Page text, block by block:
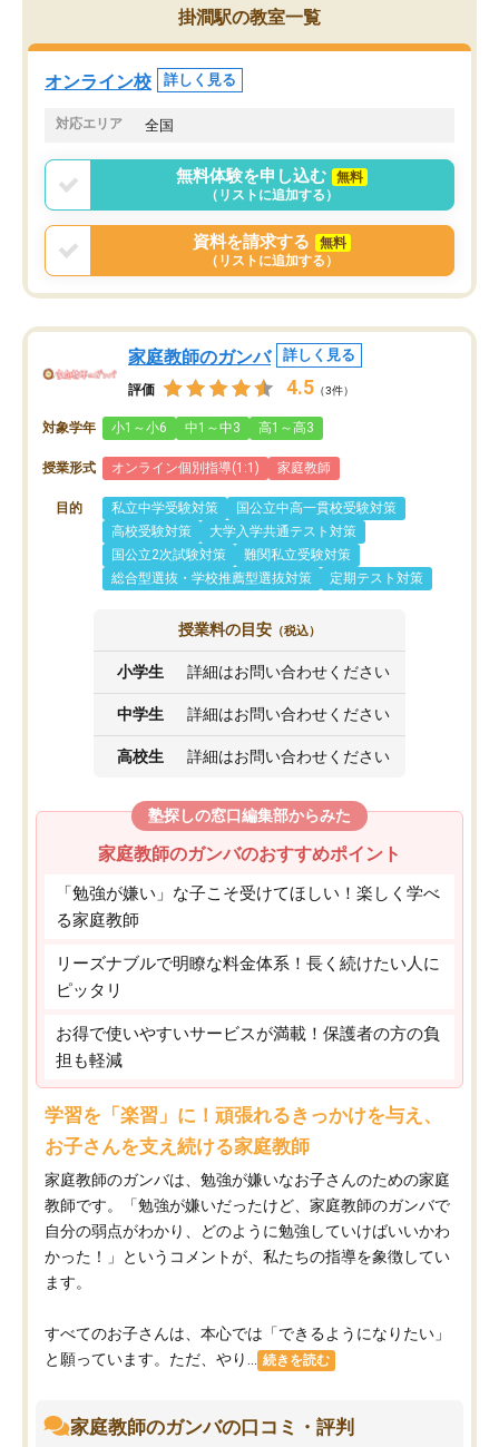
を推敲することが可能だ。
どの人も優しく、親身に接してくださ
るのでやる気も出て、良かったで
す！！
を社会人として働いてい
標を見つける事が出来ま
掛澗駅の教室一覧
オンライン校 詳しく見る
対応エリア 全国
無料体験を申し込む
無料
（リストに追加する）
資料を請求する
無料
（リストに追加する）
家庭教師のガンバ 詳しく見る
評価 4.5 （3件）
対象学年 小1～小6 中1～中3 高1～高3
授業形式 オンライン個別指導(1:1) 家庭教師
目的 私立中学受験対策
国公立中高一貫校受験対策
高校受験対策
大学入学共通テスト対策
国公立2次試験対策
難関私立受験対策
総合型選抜・学校推薦型選抜対策
定期テスト対策
授業料の目安 （税込）
小学生 詳細はお問い合わせください
中学生 詳細はお問い合わせください
高校生 詳細はお問い合わせください
塾探しの窓口編集部からみた
家庭教師のガンバのおすすめポイント
「勉強が嫌い」な子こそ受けてほしい！楽しく学べ
る家庭教師
リーズナブルで明瞭な料金体系！長く続けたい人に
ピッタリ
お得で使いやすいサービスが満載！保護者の方の負
担も軽減
学習を「楽習」に！頑張れるきっかけを与え、
お子さんを支え続ける家庭教師
家庭教師のガンバは、勉強が嫌いなお子さんのための家庭
教師です。「勉強が嫌いだったけど、家庭教師のガンバで
自分の弱点がわかり、どのように勉強していけばいいかわ
かった！」というコメントが、私たちの指導を象徴してい
ます。
すべてのお子さんは、本心では「できるようになりたい」
と願っています。ただ、やり...
続きを読む
家庭教師のガンバの口コミ・評判